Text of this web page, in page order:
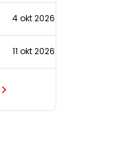
4 okt 2026
11 okt 2026